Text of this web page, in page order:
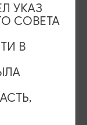
ДНЯ/2 НОЧИ
УКАЗ
СОВЕТА
В